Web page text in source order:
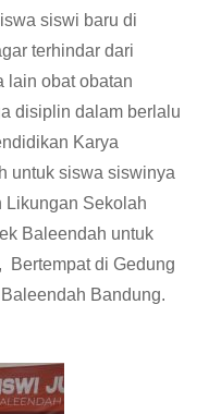
siswi baru di
terhindar dari
lain obat obatan
disiplin dalam berlalu
Karya
untuk siswa siswinya
Likungan Sekolah
Baleendah untuk
Bertempat di Gedung
Bandung.